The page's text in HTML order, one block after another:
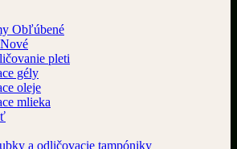
pleti
gély
oleje
mlieka
a odličovacie tampóniky